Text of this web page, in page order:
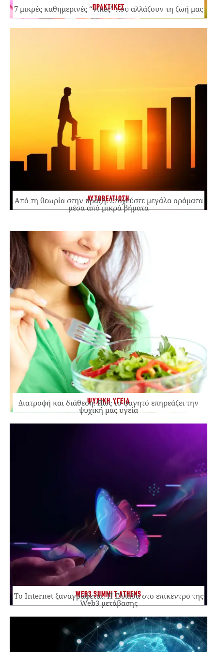
ΠΡΑΚΤΙΚΕΣ
7 μικρές καθημερινές “νίκες” που αλλάζουν τη ζωή μας
ΑΥΤΟΒΕΛΤΙΩΣΗ
Από τη θεωρία στην πράξη: Στοχεύστε μεγάλα οράματα
μέσα από μικρά βήματα
ΨΥΧΙΚΗ ΥΓΕΙΑ
Διατροφή και διάθεση: Πώς το φαγητό επηρεάζει την
ψυχική μας υγεία
WEB3 SUMMIT ATHENS
Το Internet ξαναγράφεται. Η Ελλάδα στο επίκεντρο της
Web3 μετάβασης